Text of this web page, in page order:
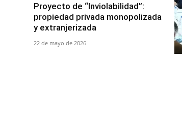
Proyecto de “Inviolabilidad”:
propiedad privada monopolizada
y extranjerizada
22 de mayo de 2026